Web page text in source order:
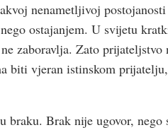
nenametljivoj
ostajanjem. U svijetu
zaboravlja. Zato
biti vjeran istinskom
Brak nije ugovor, nego